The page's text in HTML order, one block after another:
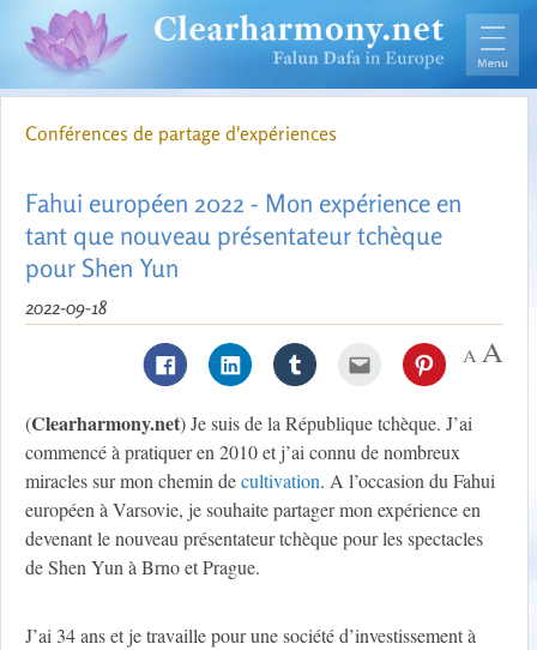
Conférences de partage d'expériences
Fahui européen 2022 - Mon expérience en
tant que nouveau présentateur tchèque
pour Shen Yun
2022-09-18
(Clearharmony.net) Je suis de la République tchèque. J’ai
commencé à pratiquer en 2010 et j’ai connu de nombreux
miracles sur mon chemin decultivation. A l’occasion du Fahui
européen à Varsovie, je souhaite partager mon expérience en
devenant le nouveau présentateur tchèque pour les spectacles
de Shen Yun à Brno et Prague.
J’ai 34 ans et je travaille pour une société d’investissement à